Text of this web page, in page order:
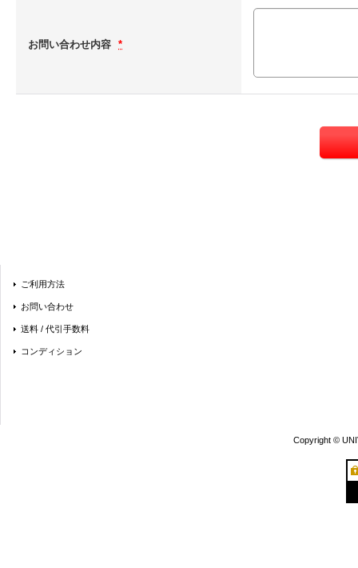
お問い合わせ内容 *
ご利用方法
お問い合わせ
送料 / 代引手数料
コンディション
Copyright ©